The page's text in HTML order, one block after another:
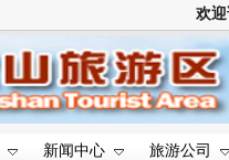
欢
新闻中心 旅游公司